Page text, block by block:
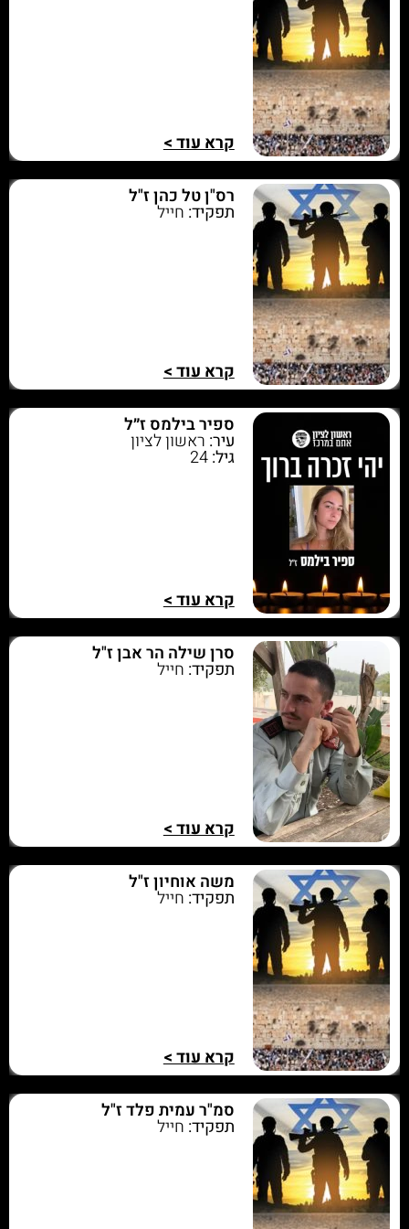
קרא עוד >
רס"ן טל כהן ז"ל
תפקיד: חייל
קרא עוד >
ספיר בילמס ז״ל
עיר: ראשון לציון
גיל:24
קרא עוד >
סרן שילה הר אבן ז"ל
תפקיד: חייל
קרא עוד >
משה אוחיון ז"ל
תפקיד: חייל
קרא עוד >
סמ"ר עמית פלד ז"ל
תפקיד: חייל